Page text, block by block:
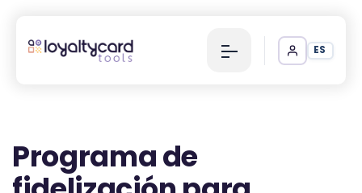
ES
Programa de